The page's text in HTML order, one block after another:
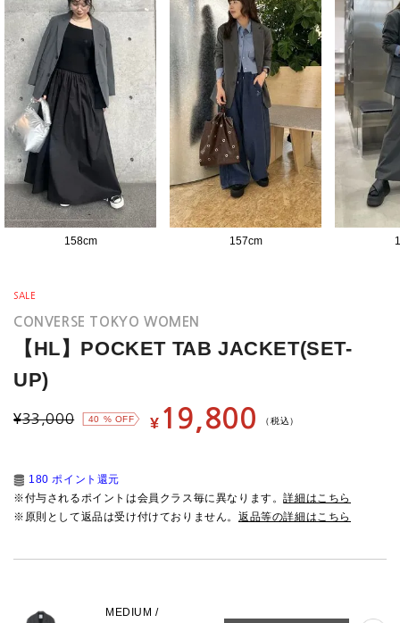
158cm 157cm
SALE
CONVERSE TOKYO WOMEN
【HL】POCKET TAB JACKET(SET-
UP)
¥33,000 40 % OFF ¥ 19,800 （税込）
180 ポイント還元
※付与されるポイントは会員クラス毎に異なります。詳細はこちら
※原則として返品は受け付けておりません。 返品等の詳細はこちら
MEDIUM /